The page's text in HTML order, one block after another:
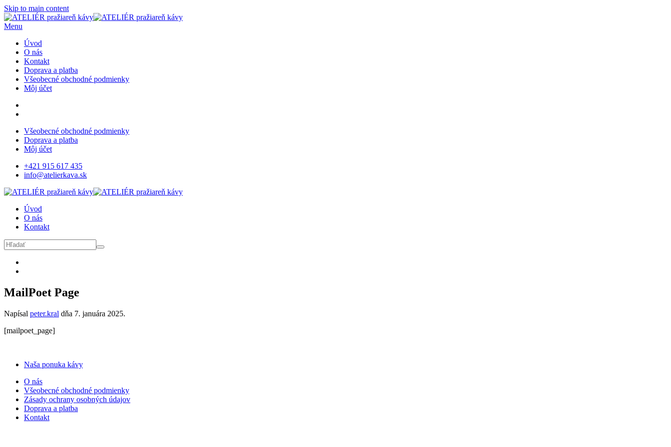
Skip to main content
Menu
Úvod
O nás
Kontakt
Doprava a platba
Všeobecné obchodné podmienky
Môj účet
Všeobecné obchodné podmienky
Doprava a platba
Môj účet
+421 915 617 435
info@atelierkava.sk
Úvod
O nás
Kontakt
MailPoet Page
Napísal peter.kral dňa 7. januára 2025.
[mailpoet_page]
Naša ponuka kávy
O nás
Všeobecné obchodné podmienky
Zásady ochrany osobných údajov
Doprava a platba
Kontakt